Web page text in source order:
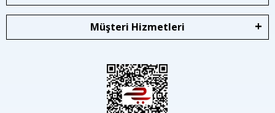
Müşteri Hizmetleri